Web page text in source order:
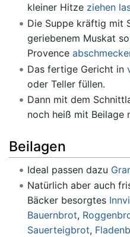
kleiner Hitze ziehen
Die Suppe kräftig mit
geriebenem Muskat
Provence
Das fertige Gericht in
oder Teller füllen.
Dann mit dem
noch heiß mit Beilage
Beilagen
Ideal passen dazu
Natürlich aber auch
Bäcker besorgtes
Bauernbrot,
Sauerteigbrot,